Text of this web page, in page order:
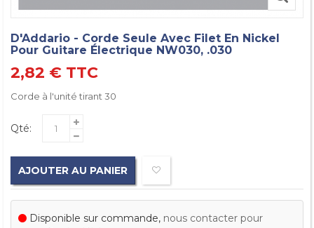
D'Addario - Corde Seule Avec Filet En Nickel
Pour Guitare Électrique NW030, .030
2,82 € TTC
Corde à l'unité tirant 30
Qté:
AJOUTER AU PANIER
Disponible sur commande, nous contacter pour